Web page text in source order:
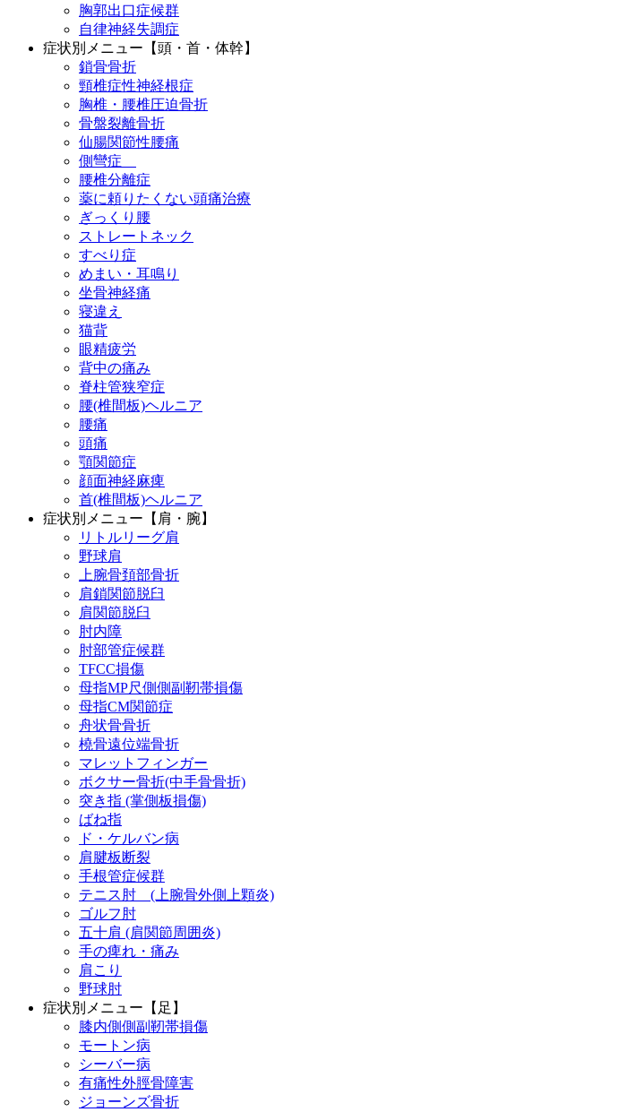
胸郭出口症候群
自律神経失調症
症状別メニュー【頭・首・体幹】
鎖骨骨折
頸椎症性神経根症
胸椎・腰椎圧迫骨折
骨盤裂離骨折
仙腸関節性腰痛
側彎症
腰椎分離症
薬に頼りたくない頭痛治療
ぎっくり腰
ストレートネック
すべり症
めまい・耳鳴り
坐骨神経痛
寝違え
猫背
眼精疲労
背中の痛み
脊柱管狭窄症
腰(椎間板)ヘルニア
腰痛
頭痛
顎関節症
顔面神経麻痺
首(椎間板)ヘルニア
症状別メニュー【肩・腕】
リトルリーグ肩
野球肩
上腕骨頚部骨折
肩鎖関節脱臼
肩関節脱臼
肘内障
肘部管症候群
TFCC損傷
母指MP尺側側副靭帯損傷
母指CM関節症
舟状骨骨折
橈骨遠位端骨折
マレットフィンガー
ボクサー骨折(中手骨骨折)
突き指 (掌側板損傷)
ばね指
ド・ケルバン病
肩腱板断裂
手根管症候群
テニス肘 (上腕骨外側上顆炎)
ゴルフ肘
五十肩 (肩関節周囲炎)
手の痺れ・痛み
肩こり
野球肘
症状別メニュー【足】
膝内側側副靭帯損傷
モートン病
シーバー病
有痛性外脛骨障害
ジョーンズ骨折